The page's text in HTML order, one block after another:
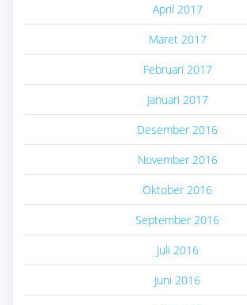
April 2017
Maret 2017
Februari 2017
Januari 2017
Desember 2016
November 2016
Oktober 2016
September 2016
Juli 2016
Juni 2016